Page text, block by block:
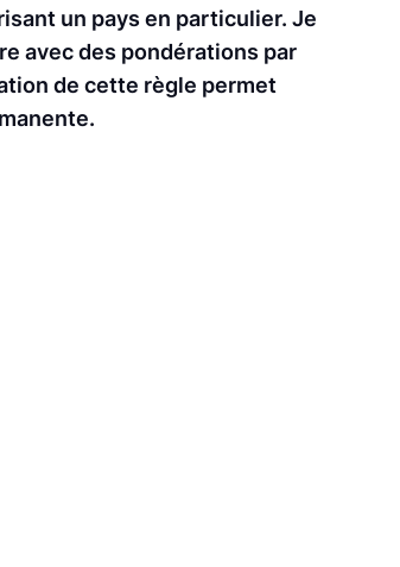
un pays en particulier. Je
avec des pondérations par
de cette règle permet